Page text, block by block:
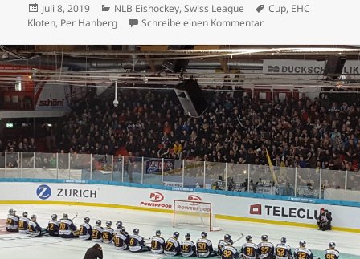
Veröffentlicht
am
Juli 8, 2019 Kategorien
NLB Eishockey,Swiss League Schlagwörter
Cup, EHC
Kloten, Per Hanberg Schreibe einen Kommentarzu Wie weit trägt Per